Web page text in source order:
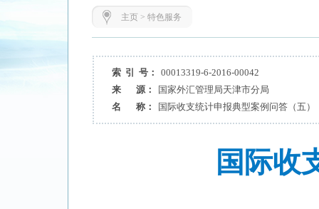
主页> 特色服务
索 引 号：
00013319-6-2016-00042
来 源：
国家外汇管理局天津市分局
名 称：
国际收支统计申报典型案例问答（五）
国际收